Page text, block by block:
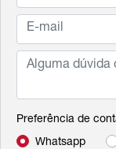
Preferência de
Whatsapp